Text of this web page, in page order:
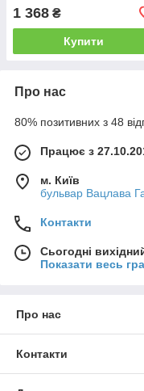
1 368 ₴
Купити
Про нас
80% позитивних з 48
Працює з
м. Київ
бульвар Вацлава
Контакти
Сьогодні
Показати весь
Про нас
Контакти